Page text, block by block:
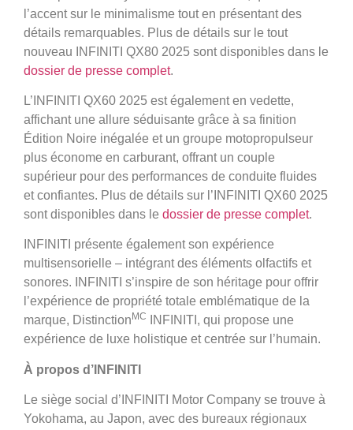
l’accent sur le minimalisme tout en présentant des
détails remarquables. Plus de détails sur le tout
nouveau INFINITI QX80 2025 sont disponibles dans le
dossier de presse complet.
L’INFINITI QX60 2025 est également en vedette,
affichant une allure séduisante grâce à sa finition
Édition Noire inégalée et un groupe motopropulseur
plus économe en carburant, offrant un couple
supérieur pour des performances de conduite fluides
et confiantes. Plus de détails sur l’INFINITI QX60 2025
sont disponibles dans le dossier de presse complet.
INFINITI présente également son expérience
multisensorielle – intégrant des éléments olfactifs et
sonores. INFINITI s’inspire de son héritage pour offrir
l’expérience de propriété totale emblématique de la
marque, Distinction MC
INFINITI, qui propose une
expérience de luxe holistique et centrée sur l’humain.
À propos d’INFINITI
Le siège social d’INFINITI Motor Company se trouve à
Yokohama, au Japon, avec des bureaux régionaux